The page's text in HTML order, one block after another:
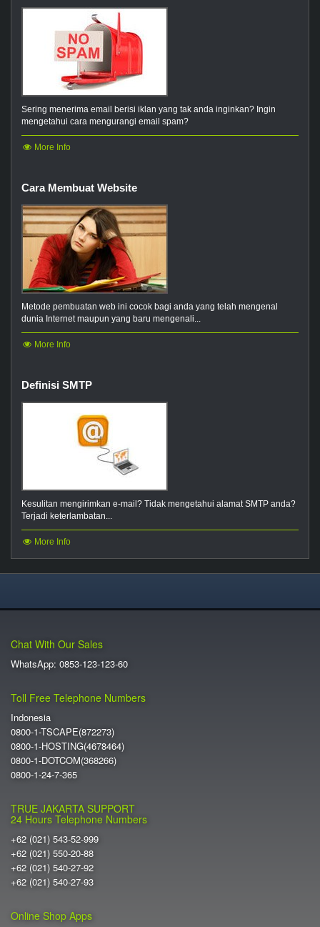
Sering menerima email berisi iklan yang tak anda inginkan? Ingin
mengetahui cara mengurangi email spam?
More Info
Cara Membuat Website
Metode pembuatan web ini cocok bagi anda yang telah mengenal
dunia Internet maupun yang baru mengenali...
More Info
Definisi SMTP
Kesulitan mengirimkan e-mail? Tidak mengetahui alamat SMTP anda?
Terjadi keterlambatan...
More Info
Chat With Our Sales
WhatsApp: 0853-123-123-60
Toll Free Telephone Numbers
Indonesia
0800-1-TSCAPE(872273)
0800-1-HOSTING(4678464)
0800-1-DOTCOM(368266)
0800-1-24-7-365
TRUE JAKARTA SUPPORT
24 Hours Telephone Numbers
+62 (021) 543-52-999
+62 (021) 550-20-88
+62 (021) 540-27-92
+62 (021) 540-27-93
Online Shop Apps